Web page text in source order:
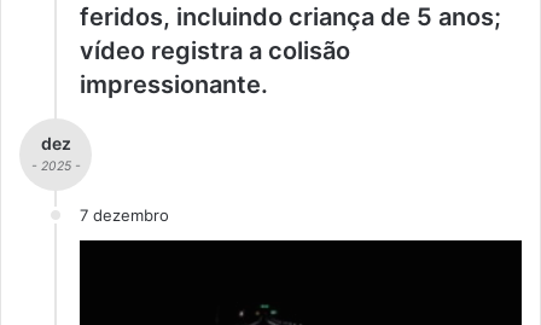
feridos, incluindo criança de 5 anos;
vídeo registra a colisão
impressionante.
dez
- 2025 -
7 dezembro